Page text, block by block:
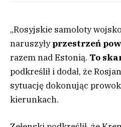
„Rosyjskie samoloty
naruszyłyprzestrzeń
razem nad Estonią. To
podkreślił i dodał, że
sytuację dokonując
kierunkach.